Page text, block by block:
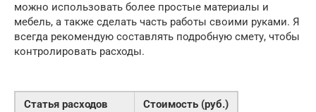
можно использовать более простые материалы и
мебель, а также сделать часть работы своими руками. Я
всегда рекомендую составлять подробную смету, чтобы
контролировать расходы.
Статья расходов
Стоимость (руб.)